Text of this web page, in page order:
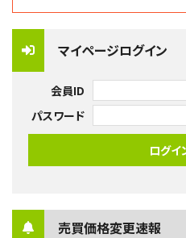
マイページログイン
会員ID
パスワード
売買価格変更速報